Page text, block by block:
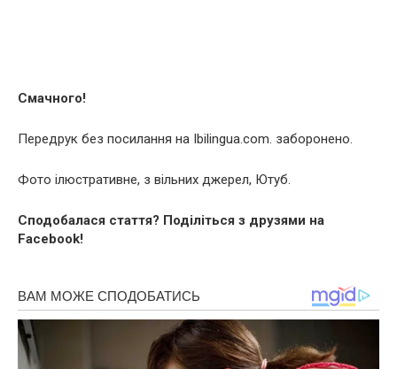
Смачного!
Передрук без посилання на Ibilingua.com. заборонено.
Фото ілюстративне, з вільних джерел, Ютуб.
Сподобалася стаття? Поділіться з друзями на
Facebook!